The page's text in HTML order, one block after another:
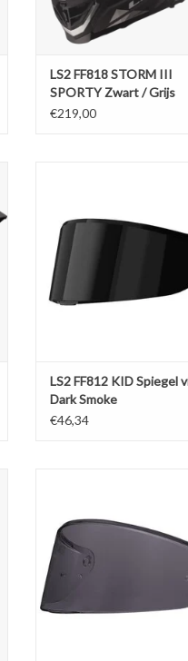
LS2 FF818 STORM III
SPORTY Zwart / Grijs
€219,00
TOEVOEGEN AAN
LS2 FF812 KID Spiegel
Dark Smoke
€46,34